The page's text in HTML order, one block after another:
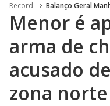
Record Balanço Geral
Menor é
arma de
acusado
zona norte